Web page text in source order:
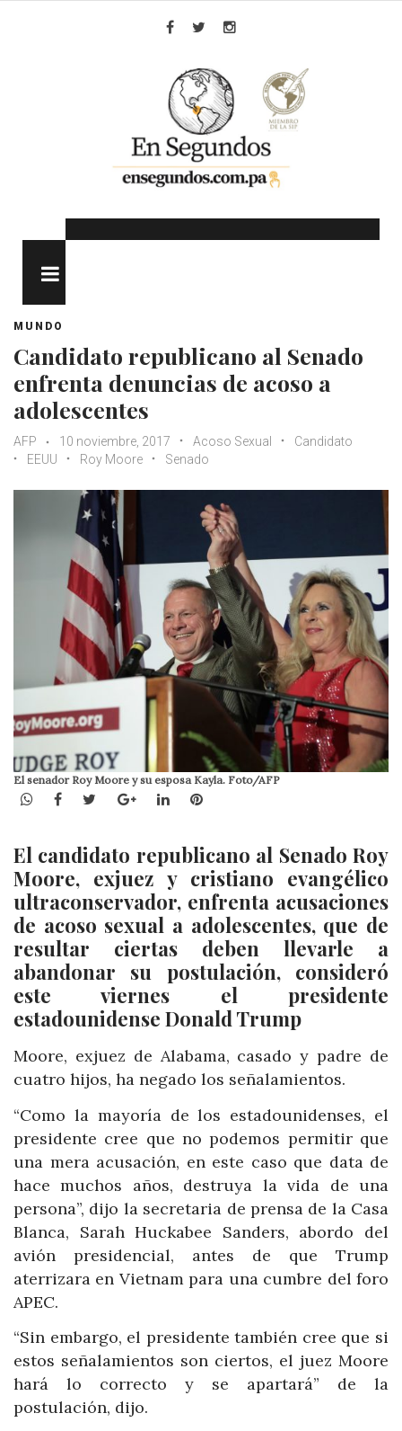
MUNDO
Candidato republicano al Senado
enfrenta denuncias de acoso a
adolescentes
AFP 10 noviembre, 2017 Acoso Sexual
Candidato
EEUU
Roy Moore Senado
El senador Roy Moore y su esposa Kayla. Foto/AFP
WhatsApp
Facebook
TwitterGoogle+LinkedInPinterest
El candidato republicano al Senado Roy
Moore, exjuez y cristiano evangélico
ultraconservador, enfrenta acusaciones
de acoso sexual a adolescentes, que de
resultar ciertas deben llevarle a
abandonar su postulación, consideró
este viernes el presidente
estadounidense Donald Trump
Moore, exjuez de Alabama, casado y padre de
cuatro hijos, ha negado los señalamientos.
“Como la mayoría de los estadounidenses, el
presidente cree que no podemos permitir que
una mera acusación, en este caso que data de
hace muchos años, destruya la vida de una
persona”, dijo la secretaria de prensa de la Casa
Blanca, Sarah Huckabee Sanders, abordo del
avión presidencial, antes de que Trump
aterrizara en Vietnam para una cumbre del foro
APEC.
“Sin embargo, el presidente también cree que si
estos señalamientos son ciertos, el juez Moore
hará lo correcto y se apartará” de la
postulación, dijo.